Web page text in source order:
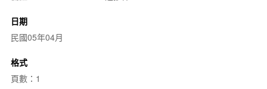
日期
民國05年04月
格式
頁數：1